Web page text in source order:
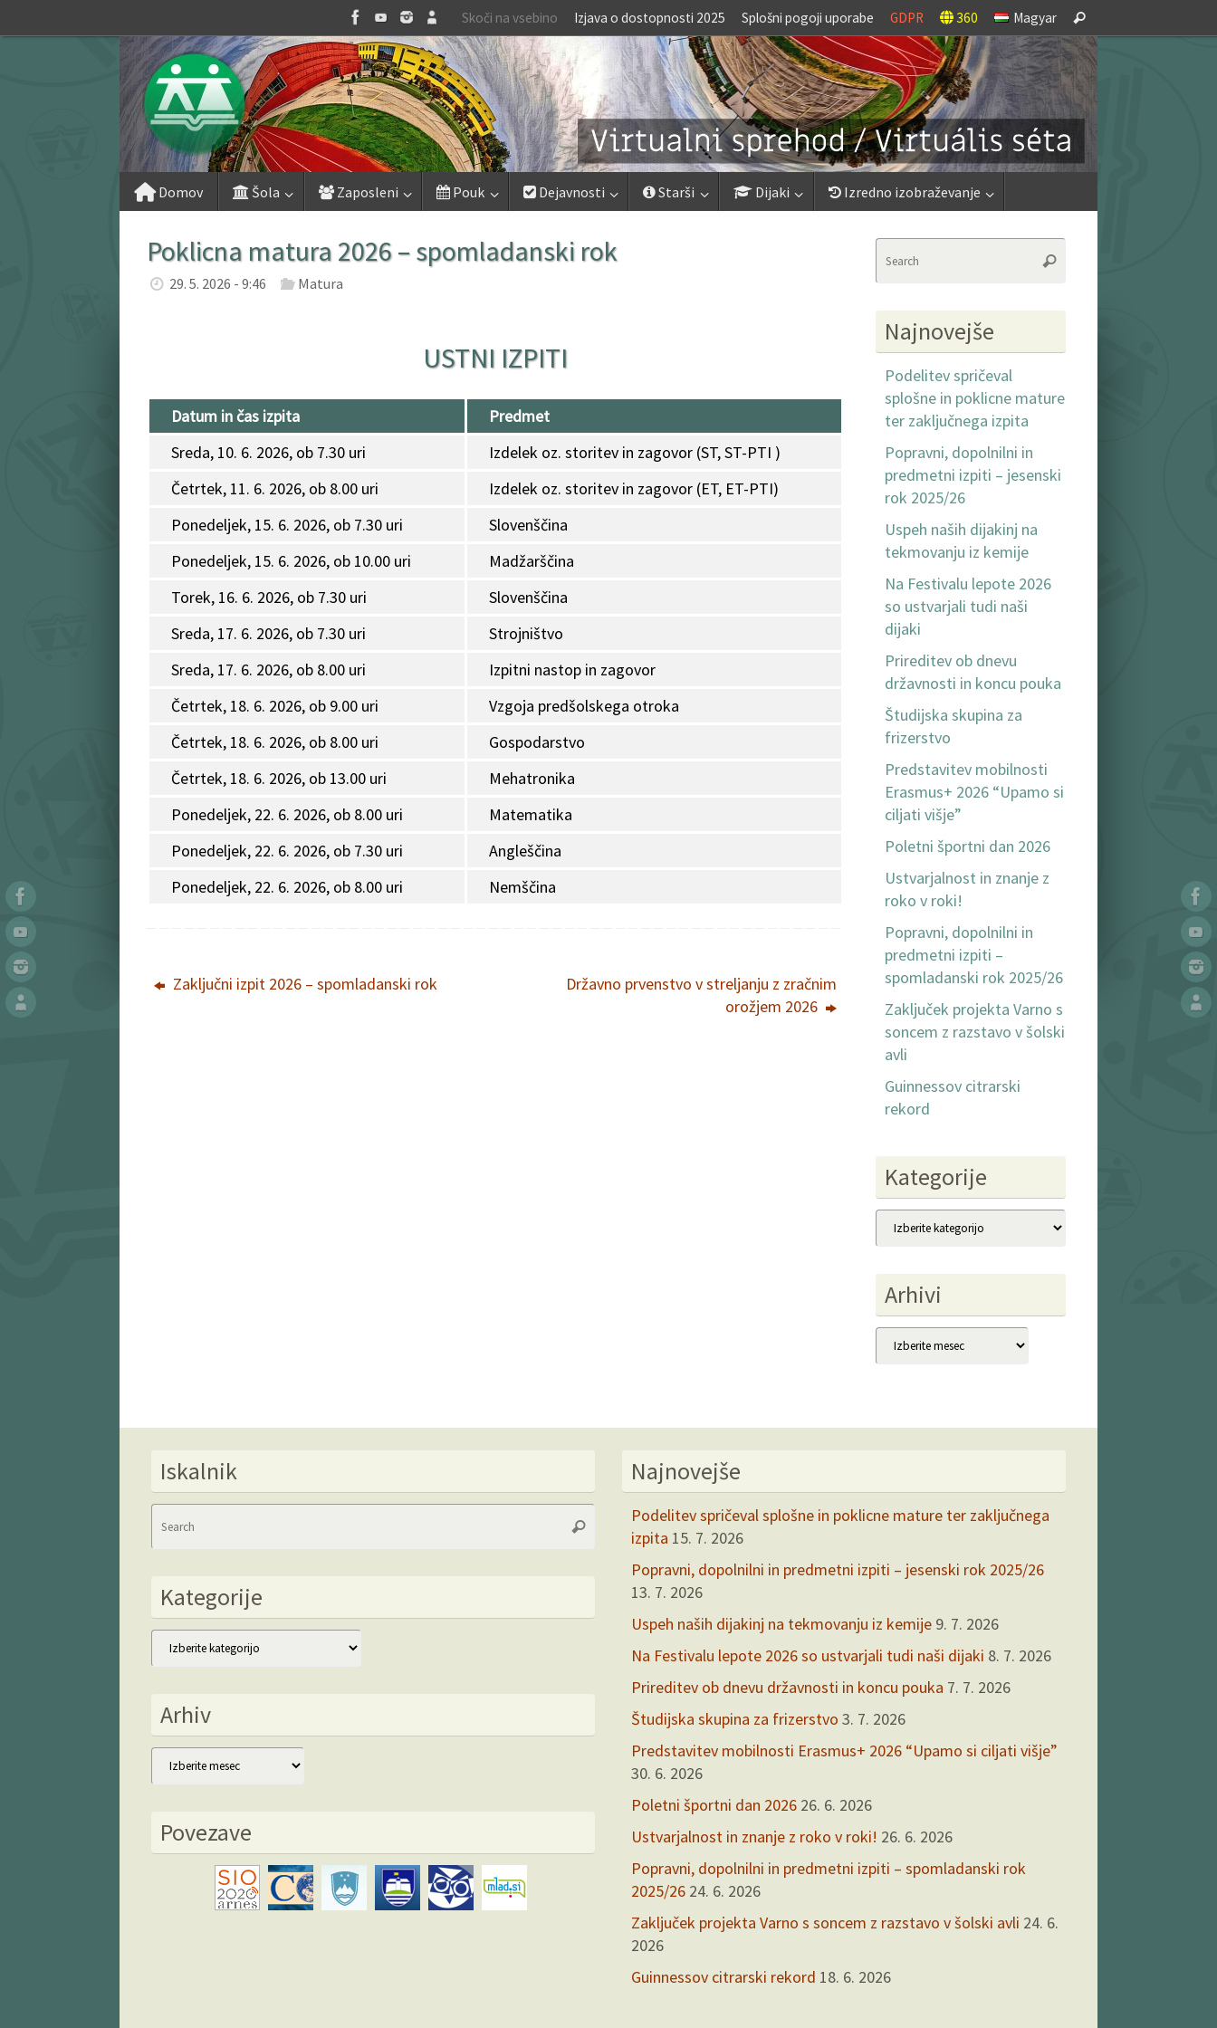
to
Skoči na vsebino Izjava o dostopnosti 2025 Splošni pogoji uporabe GDPR 360 Magyar
for:
Search
Domov Šola Zaposleni Pouk Dejavnosti Starši Dijaki Izredno izobraževanje
Poklicna matura 2026 – spomladanski rok
29. 5. 2026 - 9:46 Matura
USTNI IZPITI
Datum in čas izpita
Predmet
Sreda, 10. 6. 2026, ob 7.30 uri
Izdelek oz. storitev in zagovor (ST, ST-PTI )
Četrtek, 11. 6. 2026, ob 8.00 uri
Izdelek oz. storitev in zagovor (ET, ET-PTI)
Ponedeljek, 15. 6. 2026, ob 7.30 uri
Slovenščina
Ponedeljek, 15. 6. 2026, ob 10.00 uri
Madžarščina
Torek, 16. 6. 2026, ob 7.30 uri
Slovenščina
Sreda, 17. 6. 2026, ob 7.30 uri
Strojništvo
Sreda, 17. 6. 2026, ob 8.00 uri
Izpitni nastop in zagovor
Četrtek, 18. 6. 2026, ob 9.00 uri
Vzgoja predšolskega otroka
Četrtek, 18. 6. 2026, ob 8.00 uri
Gospodarstvo
Četrtek, 18. 6. 2026, ob 13.00 uri
Mehatronika
Ponedeljek, 22. 6. 2026, ob 8.00 uri
Matematika
Ponedeljek, 22. 6. 2026, ob 7.30 uri
Angleščina
Ponedeljek, 22. 6. 2026, ob 8.00 uri
Nemščina
Zaključni izpit 2026 – spomladanski rok
Državno prvenstvo v streljanju z zračnim
orožjem 2026
Search
Najnovejše
Podelitev spričeval
splošne in poklicne mature
ter zaključnega izpita
Popravni, dopolnilni in
predmetni izpiti – jesenski
rok 2025/26
Uspeh naših dijakinj na
tekmovanju iz kemije
Na Festivalu lepote 2026
so ustvarjali tudi naši
dijaki
Prireditev ob dnevu
državnosti in koncu pouka
Študijska skupina za
frizerstvo
Predstavitev mobilnosti
Erasmus+ 2026 “Upamo si
ciljati višje”
Poletni športni dan 2026
Ustvarjalnost in znanje z
roko v roki!
Popravni, dopolnilni in
predmetni izpiti –
spomladanski rok 2025/26
Zaključek projekta Varno s
soncem z razstavo v šolski
avli
Guinnessov citrarski
rekord
Kategorije
Kategorije
Arhivi
Arhivi
Iskalnik
Search
Search
Kategorije
Kategorije
Arhiv
Arhiv
Povezave
Najnovejše
Podelitev spričeval splošne in poklicne mature ter zaključnega
izpita 15. 7. 2026
Popravni, dopolnilni in predmetni izpiti – jesenski rok 2025/26
13. 7. 2026
Uspeh naših dijakinj na tekmovanju iz kemije 9. 7. 2026
Na Festivalu lepote 2026 so ustvarjali tudi naši dijaki 8. 7. 2026
Prireditev ob dnevu državnosti in koncu pouka 7. 7. 2026
Študijska skupina za frizerstvo 3. 7. 2026
Predstavitev mobilnosti Erasmus+ 2026 “Upamo si ciljati višje”
30. 6. 2026
Poletni športni dan 2026 26. 6. 2026
Ustvarjalnost in znanje z roko v roki! 26. 6. 2026
Popravni, dopolnilni in predmetni izpiti – spomladanski rok
2025/26 24. 6. 2026
Zaključek projekta Varno s soncem z razstavo v šolski avli 24. 6.
2026
Guinnessov citrarski rekord 18. 6. 2026